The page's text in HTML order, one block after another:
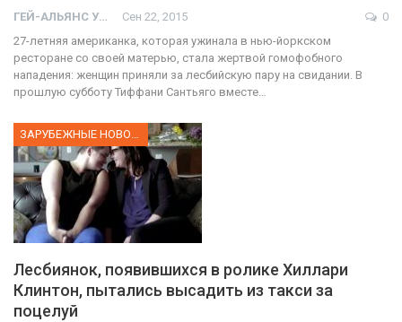
ГЕЙ-АЛЬЯНС УКРАИНА Сен 22, 2015
0
27-летняя американка, которая ужинала в нью-йоркском
ресторане со своей матерью, стала жертвой гомофобного
нападения: женщин приняли за лесбийскую пару на свидании. В
прошлую субботу Тиффани Сантьяго вместе…
Лесбиянок, появившихся в ролике Хиллари
Клинтон, пытались высадить из такси за
поцелуй